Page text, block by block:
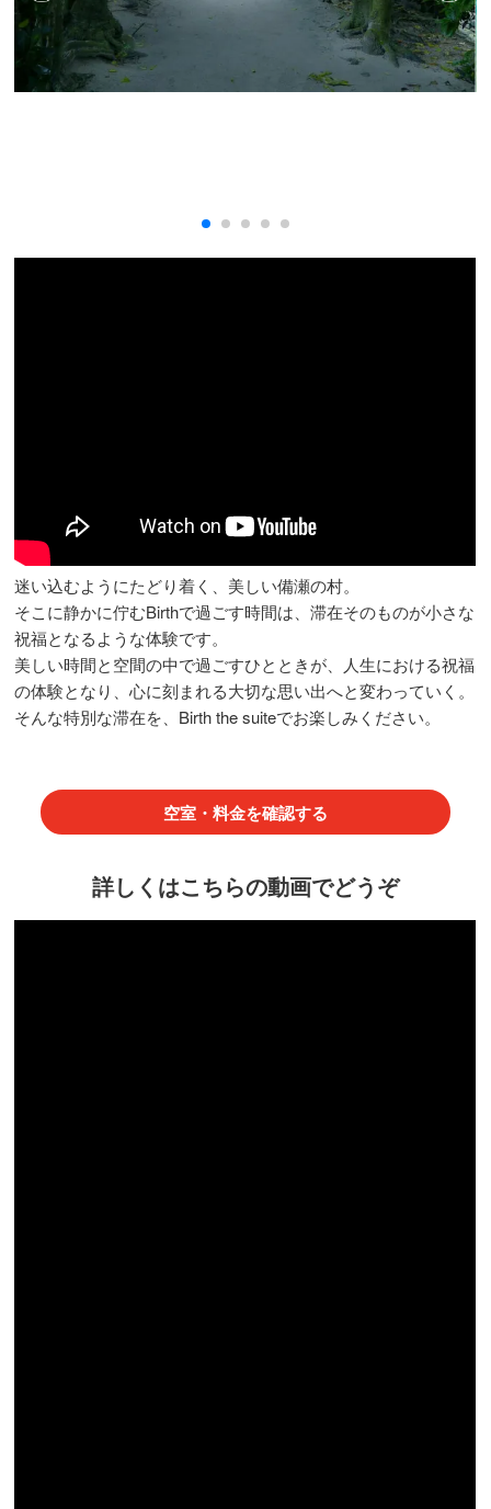
迷い込むようにたどり着く、美しい備瀬の村。
そこに静かに佇むBirthで過ごす時間は、滞在そのものが小さな
祝福となるような体験です。
美しい時間と空間の中で過ごすひとときが、人生における祝福
の体験となり、心に刻まれる大切な思い出へと変わっていく。
そんな特別な滞在を、Birth the suiteでお楽しみください。
空室・料金を確認する
詳しくはこちらの動画でどうぞ